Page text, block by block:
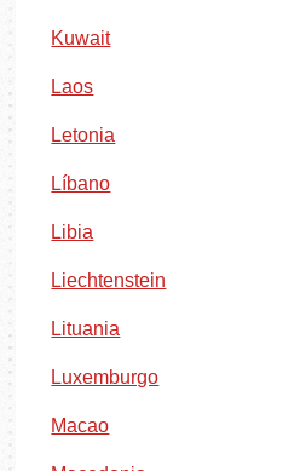
Kuwait
Laos
Letonia
Líbano
Libia
Liechtenstein
Lituania
Luxemburgo
Macao